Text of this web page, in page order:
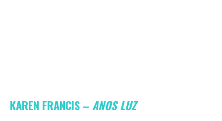
KAREN FRANCIS – ANOS LUZ